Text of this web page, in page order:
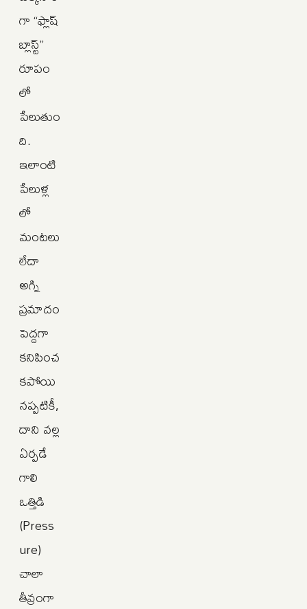
గా “ఫ్లాష్
బ్లాస్ట్”
రూపం
లో
పేలుతుం
ది.
ఇలాంటి
పేలుళ్ల
లో
మంటలు
లేదా
అగ్ని
ప్రమాదం
పెద్దగా
కనిపించ
కపోయి
నప్పటికీ,
దాని వల్ల
ఏర్పడే
గాలి
ఒత్తిడి
(Press
ure)
చాలా
తీవ్రంగా